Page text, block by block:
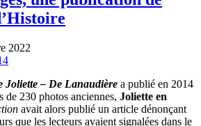
2022
Joliette – De Lanaudière a publié en 2014
de 230 photos anciennes, Joliette en
avait alors publié un article dénonçant
que les lecteurs avaient signalées dans le